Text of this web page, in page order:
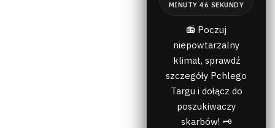
📻 Poczuj
niepowtarzalny
klimat, sprawdź
szczegóły Pchlego
Targu i dołącz do
poszukiwaczy
skarbów! 🗝️